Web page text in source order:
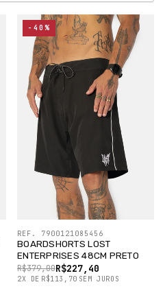
BOARDSHORTS LOST
ENTERPRISES 48CM PRETO
R$227,40
R$379,00
2X DE R$113,70 SEM JUROS
REF. 7900121085456
-40%